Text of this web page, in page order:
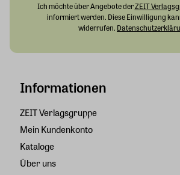
Informationen
ZEIT Verlagsgruppe
Mein Kundenkonto
Kataloge
Über uns
Ich möchte über Angebote derZEIT
informiert werden. Diese Einwilligung
widerrufen.